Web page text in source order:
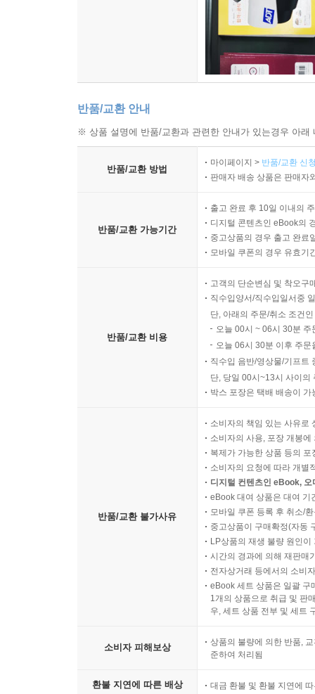
반품/교환 안내
※ 상품 설명에 반품/교환과 관련한 안내가 있는경우 아
반품/교환 방법
마이페이지 > 반품/교환 신
판매자 배송 상품은 판매자
반품/교환 가능기간
출고 완료 후 10일 이내의
디지털 콘텐츠인 eBook의
중고상품의 경우 출고 완료
모바일 쿠폰의 경우 유효기
반품/교환 비용
고객의 단순변심 및 착오구
직수입양서/직수입일서중
단, 아래의 주문/취소 조건
오늘 00시 ~ 06시 30분
오늘 06시 30분 이후 주
직수입 음반/영상물/기프트
단, 당일 00시~13시 사이의
박스 포장은 택배 배송이
반품/교환 불가사유
소비자의 책임 있는 사유로
소비자의 사용, 포장 개봉
복제가 가능한 상품 등의
소비자의 요청에 따라 개별
디지털 컨텐츠인 eBook,
eBook 대여 상품은 대여 기
모바일 쿠폰 등록 후 취소/
중고상품이 구매확정(자동
LP상품의 재생 불량 원인
시간의 경과에 의해 재판매
전자상거래 등에서의 소비
eBook 세트 상품은 일괄 구
1개의 상품으로 취급 및 판
우, 세트 상품 전부 및 세트
소비자 피해보상
상품의 불량에 의한 반품,
준하여 처리됨
환불 지연에 따른 배상 대금 환불 및 환불 지연에